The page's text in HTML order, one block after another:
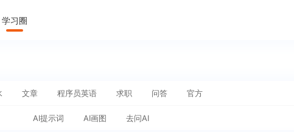
学习圈
文章 程序员英语 求职 问答 官方
AI提示词 AI画图 去问AI